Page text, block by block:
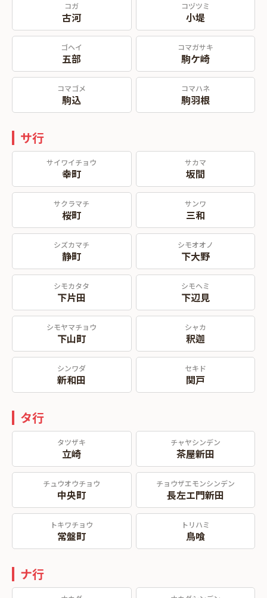
コガ
古河
コヅツミ
小堤
ゴヘイ
五部
コマガサキ
駒ケ崎
コマゴメ
駒込
コマハネ
駒羽根
サ行
サイワイチョウ
幸町
サカマ
坂間
サクラマチ
桜町
サンワ
三和
シズカマチ
静町
シモオオノ
下大野
シモカタタ
下片田
シモヘミ
下辺見
シモヤマチョウ
下山町
シャカ
釈迦
シンワダ
新和田
セキド
関戸
タ行
タツザキ
立崎
チャヤシンデン
茶屋新田
チュウオウチョウ
中央町
チョウザエモンシンデン
長左エ門新田
トキワチョウ
常盤町
トリハミ
鳥喰
ナ行